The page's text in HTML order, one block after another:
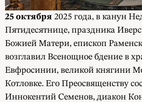
25 октября 2025 года, в канун
Пятидесятнице, праздника
Божией Матери, епископ
возглавил Всенощное бдение в
Евфросинии, великой княгини
Котловке. Его Преосвященству
Иннокентий Семенов, диакон